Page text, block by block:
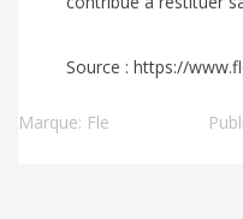
Source : https://
Marque: Fle